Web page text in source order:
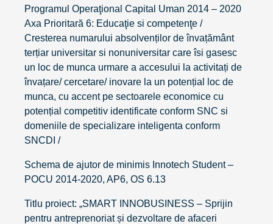
Programul Operaţional Capital Uman 2014 – 2020
Axa Prioritară 6: Educaţie si competenţe /
Cresterea numarului absolvenților de învațământ
terțiar universitar si nonuniversitar care îsi gasesc
un loc de munca urmare a accesului la activitați de
învațare/ cercetare/ inovare la un potențial loc de
munca, cu accent pe sectoarele economice cu
potențial competitiv identificate conform SNC si
domeniile de specializare inteligenta conform
SNCDI /
Schema de ajutor de minimis Innotech Student –
POCU 2014-2020, AP6, OS 6.13
Titlu proiect: „SMART INNOBUSINESS – Sprijin
pentru antreprenoriat și dezvoltare de afaceri